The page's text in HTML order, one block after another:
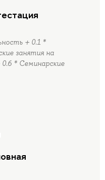
+ 0.1 *
занятия на
* Семинарские